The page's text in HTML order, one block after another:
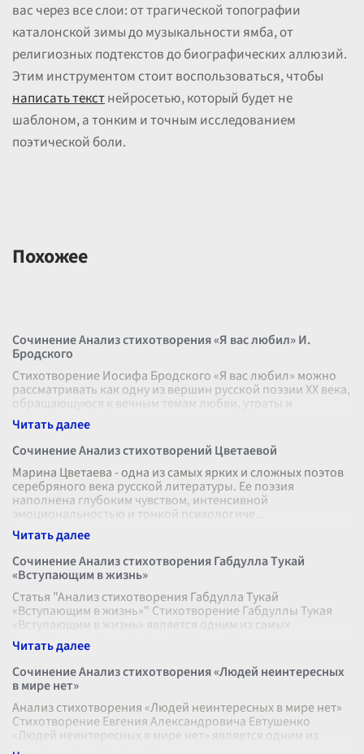
вас через все слои: от трагической топографии
каталонской зимы до музыкальности ямба, от
религиозных подтекстов до биографических аллюзий.
Этим инструментом стоит воспользоваться, чтобы
написать текстнейросетью, который будет не
шаблоном, а тонким и точным исследованием
поэтической боли.
Похожее
Сочинение Анализ стихотворения «Я вас любил» И.
Бродского
Стихотворение Иосифа Бродского «Я вас любил» можно
рассматривать как одну из вершин русской поэзии XX века,
обращающуюся к вечным темам любви, утраты и
воспоминаний. Уже само назва
Сочинение Анализ стихотворений Цветаевой
Марина Цветаева - одна из самых ярких и сложных поэтов
серебряного века русской литературы. Ее поэзия
наполнена глубоким чувством, интенсивной
эмоциональностью и тонкой психологиче
Сочинение Анализ стихотворения Габдулла Тукай
«Вступающим в жизнь»
Статья "Анализ стихотворения Габдулла Тукай
«Вступающим в жизнь»" Стихотворение Габдуллы Тукая
«Вступающим в жизнь» является одним из самых
значительных произведений татарской ли
Сочинение Анализ стихотворения «Людей неинтересных
в мире нет»
Анализ стихотворения «Людей неинтересных в мире нет»
Стихотворение Евгения Александровича Евтушенко
«Людей неинтересных в мире нет» является одним из
ярчайших произведений, раскры